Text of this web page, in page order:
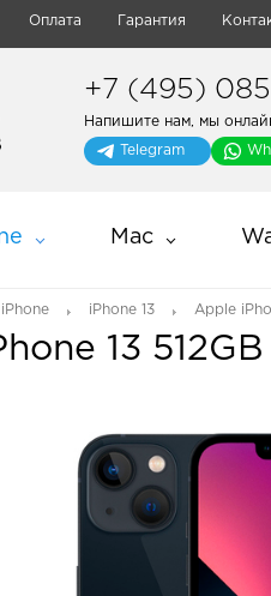
Оплата Гарантия
+7 (495) 085-
Напишите нам, мы
Telegram
Mac
iPhone 13 Apple
13